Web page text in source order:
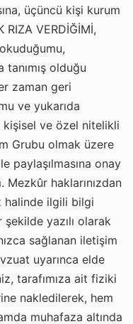
üçüncü kişi kurum
RIZA VERDİĞİMİ,
tanımış olduğu
zaman geri
ve yukarıda
ve özel nitelikli
Grubu olmak üzere
paylaşılmasına onay
haklarınızdan
halinde ilgili bilgi
şekilde yazılı olarak
sağlanan iletişim
uyarınca elde
tarafımıza ait fiziki
nakledilerek, hem
muhafaza altında